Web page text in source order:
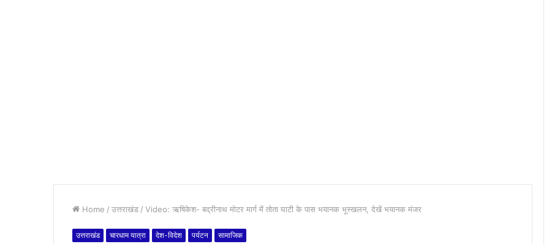
Home / उत्तराखंड / Video: ऋषिकेश- बद्रीनाथ मोटर मार्ग में तोता घाटी के पास भयानक भूस्खलन, देखें भयानक मंजर
उत्तराखंड चारधाम यात्रा देश-विदेश पर्यटन सामाजिक